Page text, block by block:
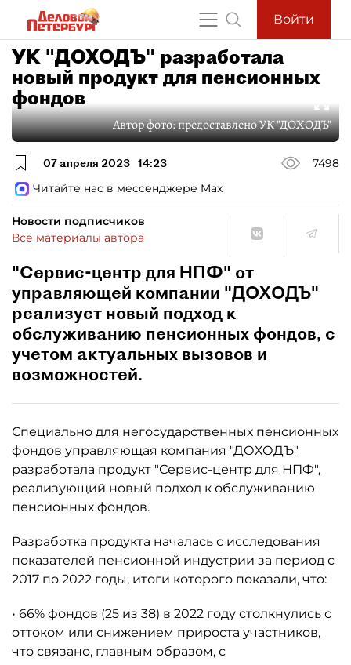
Войти
УК "ДОХОДЪ" разработала
новый продукт для пенсионных
фондов
Автор фото:предоставлено УК "ДОХОДЪ"
07 апреля 2023 14:23
7498
Читайте нас в мессенджере Max
Новости подписчиков
Все материалы автора
"Сервис-центр для НПФ" от
управляющей компании "ДОХОДЪ"
реализует новый подход к
обслуживанию пенсионных фондов, с
учетом актуальных вызовов и
возможностей.
Специально для негосударственных пенсионных
фондов управляющая компания "ДОХОДЪ"
разработала продукт "Сервис-центр для НПФ",
реализующий новый подход к обслуживанию
пенсионных фондов.
Разработка продукта началась с исследования
показателей пенсионной индустрии за период с
2017 по 2022 годы, итоги которого показали, что:
• 66% фондов (25 из 38) в 2022 году столкнулись с
оттоком или снижением прироста участников,
что связано, главным образом, с